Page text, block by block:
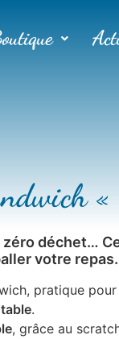
«
zéro déchet…
votre repas.
pratique pour
.
, grâce au